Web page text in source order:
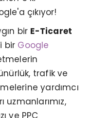
çıkıyor!
bir E-Ticaret
bir Google
trafik ve
yardımcı
uzmanlarımız,
ve PPC